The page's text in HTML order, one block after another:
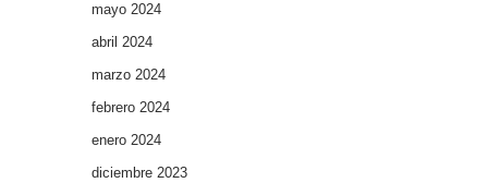
mayo 2024
abril 2024
marzo 2024
febrero 2024
enero 2024
diciembre 2023